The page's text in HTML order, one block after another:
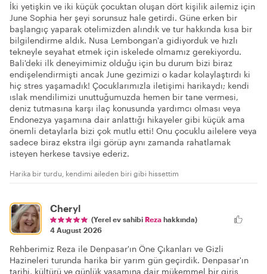
İki yetişkin ve iki küçük çocuktan oluşan dört kişilik ailemiz için
June Sophia her şeyi sorunsuz hale getirdi. Güne erken bir
başlangıç yaparak otelimizden alındık ve tur hakkında kısa bir
bilgilendirme aldık. Nusa Lembongan'a gidiyorduk ve hızlı
tekneyle seyahat etmek için iskelede olmamız gerekiyordu.
Bali'deki ilk deneyimimiz olduğu için bu durum bizi biraz
endişelendirmişti ancak June gezimizi o kadar kolaylaştırdı ki
hiç stres yaşamadık! Çocuklarımızla iletişimi harikaydı; kendi
ıslak mendilimizi unuttuğumuzda hemen bir tane vermesi,
deniz tutmasına karşı ilaç konusunda yardımcı olması veya
Endonezya yaşamına dair anlattığı hikayeler gibi küçük ama
önemli detaylarla bizi çok mutlu etti! Onu çocuklu ailelere veya
sadece biraz ekstra ilgi görüp aynı zamanda rahatlamak
isteyen herkese tavsiye ederiz.
Harika bir turdu, kendimi aileden biri gibi hissettim
Cheryl
(Yerel ev sahibi Reza hakkında)
4 August 2026
Rehberimiz Reza ile Denpasar'ın Öne Çıkanları ve Gizli
Hazineleri turunda harika bir yarım gün geçirdik. Denpasar'ın
tarihi, kültürü ve günlük yaşamına dair mükemmel bir giriş